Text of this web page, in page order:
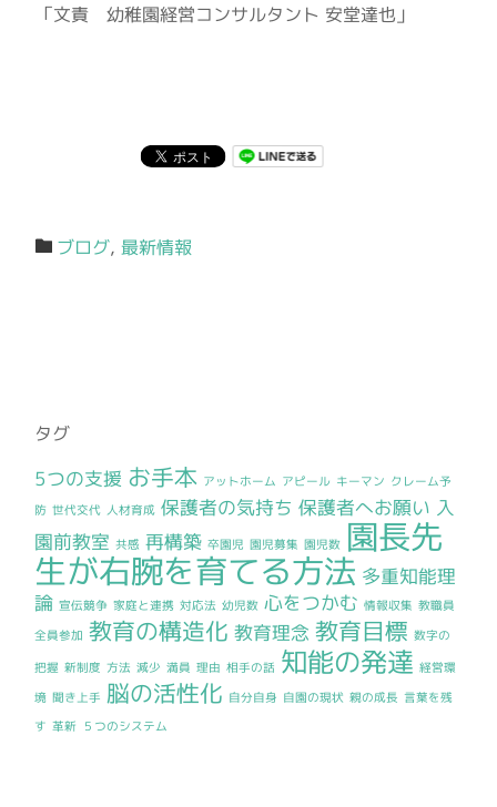
「文責 幼稚園経営コンサルタント 安堂達也」
ブログ,最新情報
タグ
5つの支援 お手本 アットホーム アピール キーマン クレーム予
防 世代交代 人材育成 保護者の気持ち 保護者へお願い 入
園前教室 共感 再構築 卒園児 園児募集 園児数 園長先
生が右腕を育てる方法 多重知能理
論 宣伝競争 家庭と連携 対応法 幼児数 心をつかむ 情報収集 教職員
全員参加 教育の構造化 教育理念 教育目標 数字の
把握 新制度 方法 減少 満員 理由 相手の話 知能の発達 経営環
境 聞き上手 脳の活性化 自分自身 自園の現状 親の成長 言葉を残
す 革新 ５つのシステム